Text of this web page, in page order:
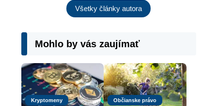
Všetky články autora
Mohlo by vás zaujímať
Kryptomeny Občianske právo